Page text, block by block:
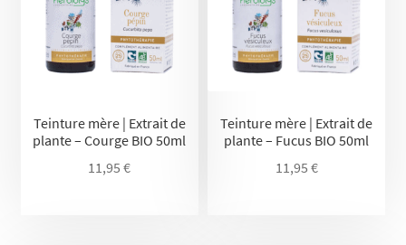
Teinture mère | Extrait de
plante – Courge BIO 50ml
11,95€
Teinture mère | Extrait de
plante – Fucus BIO 50ml
11,95 €